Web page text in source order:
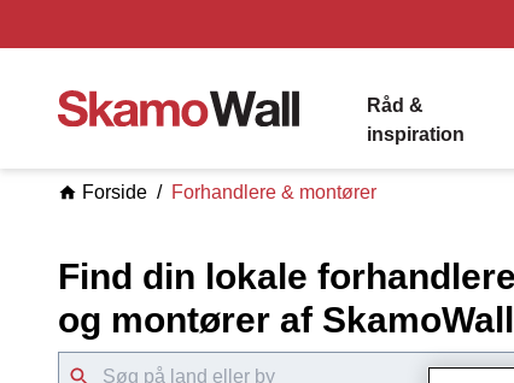
Råd &
inspiration
Forside Forhandlere & montører
Find din lokale forhandlere
og montører af SkamoWall